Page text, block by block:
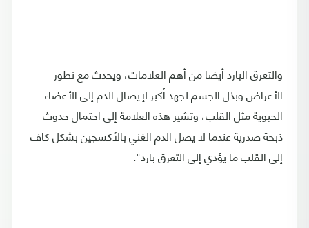
والتعرق البارد أيضا من أهم العلامات، ويحدث مع تطور
الأعراض وبذل الجسم لجهد أكبر لإيصال الدم إلى الأعضاء
الحيوية مثل القلب، وتشير هذه العلامة إلى احتمال حدوث
ذبحة صدرية عندما لا يصل الدم الغني بالأكسجين بشكل كاف
إلى القلب ما يؤدي إلى التعرق بارد".